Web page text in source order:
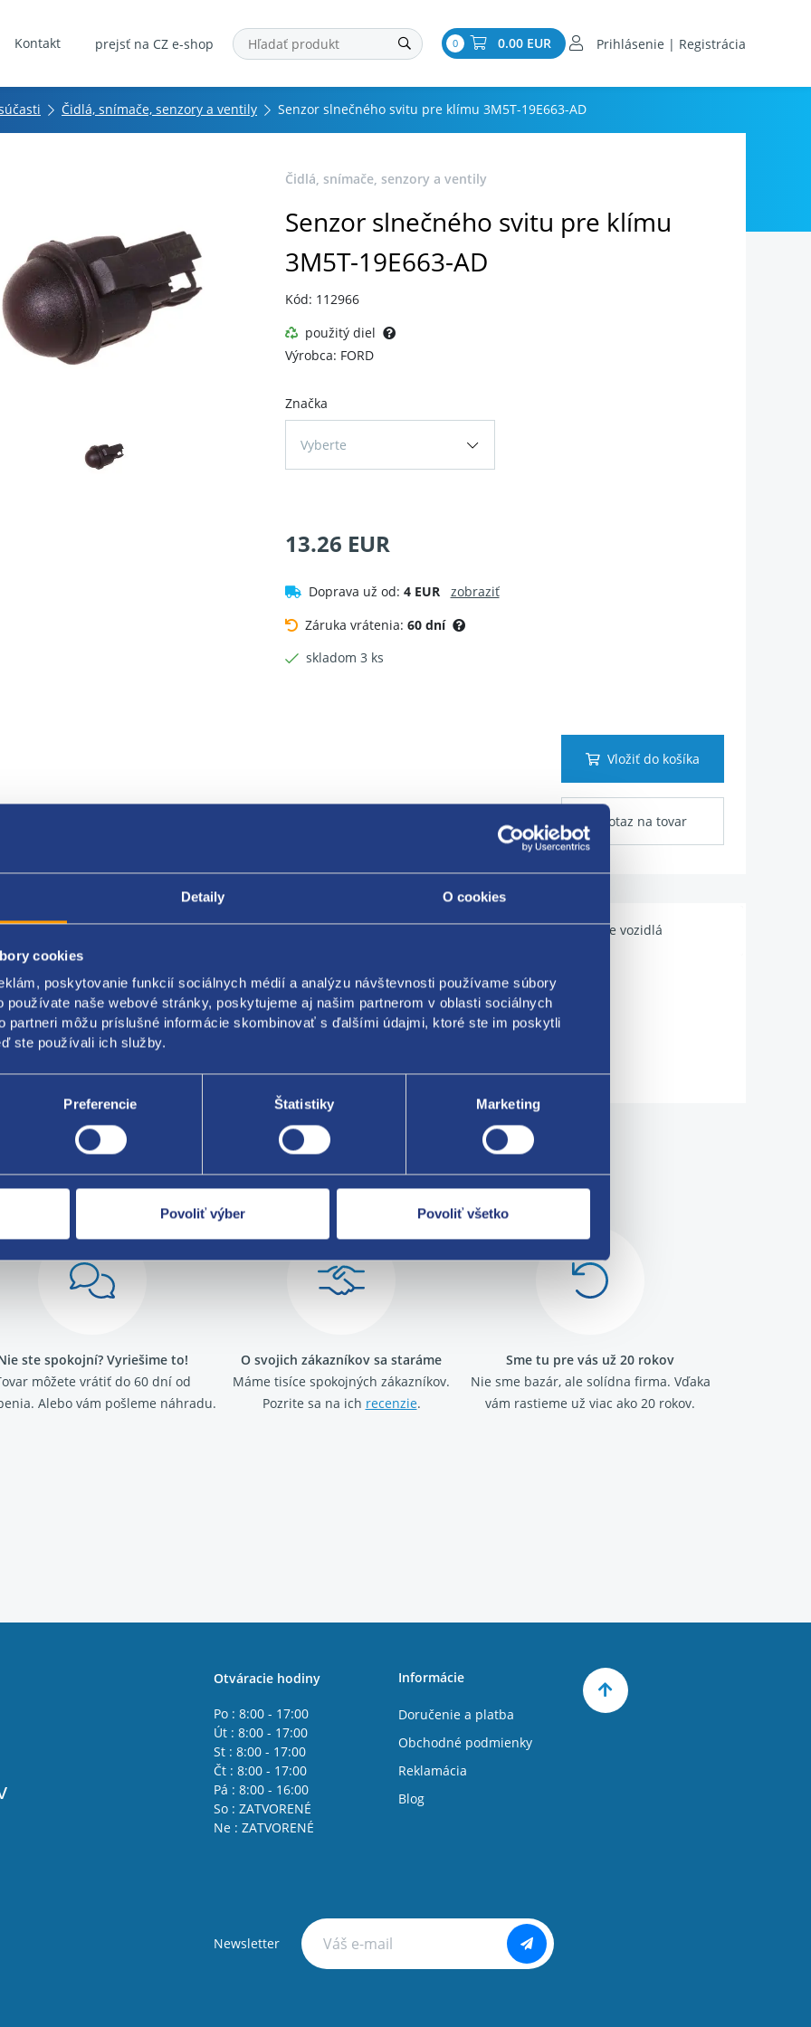
Detaily O cookies
cookies
poskytovanie funkcií sociálnych médií a analýzu návštevnosti používame súbory
používate naše webové stránky, poskytujeme aj našim partnerom v oblasti sociálnych
partneri môžu príslušné informácie skombinovať s ďalšími údajmi, ktoré ste im poskytli
ste používali ich služby.
Preferencie Štatistiky Marketing
Povoliť výber Povoliť všetko
Kontakt prejsť na CZ e-shop 0 0.00 EUR Prihlásenie | Registrácia
Čidlá, snímače, senzory a ventily Senzor slnečného svitu pre klímu 3M5T-19E663-AD
Čidlá, snímače, senzory a ventily
Senzor slnečného svitu pre klímu
3M5T-19E663-AD
Kód: 112966
použitý diel
Výrobca: FORD
Značka
Vyberte
13.26 EUR
Doprava už od: 4 EUR
zobraziť
Záruka vrátenia: 60 dní
skladom 3 ks
Vložiť do košíka
Dotaz na tovar
Popis produktu Kódy produktov Použiteľné pre vozidlá
slnečného svitu/čidlo klimatizácie
originál: 3M5T-19E663-AD 1233489
Za kvalitu ručíme!
ste spokojní? Vyriešime to!
môžete vrátiť do 60 dní od
Alebo vám pošleme náhradu.
O svojich zákazníkov sa staráme
Máme tisíce spokojných zákazníkov.
Pozrite sa na ich recenzie.
Sme tu pre vás už 20 rokov
Nie sme bazár, ale solídna firma. Vďaka
vám rastieme už viac ako 20 rokov.
Otváracie hodiny
Po : 8:00 - 17:00
Út : 8:00 - 17:00
St : 8:00 - 17:00
Čt : 8:00 - 17:00
Pá : 8:00 - 16:00
So : ZATVORENÉ
Ne : ZATVORENÉ
Informácie
Doručenie a platba
Obchodné podmienky
Reklamácia
Blog
Newsletter